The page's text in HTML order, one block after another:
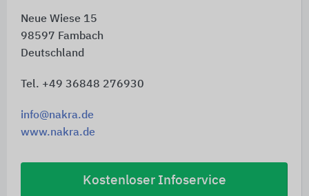
Neue Wiese 15
98597 Fambach
Deutschland
Tel. +49 36848 276930
info@nakra.de
www.nakra.de
Kostenloser Infoservice